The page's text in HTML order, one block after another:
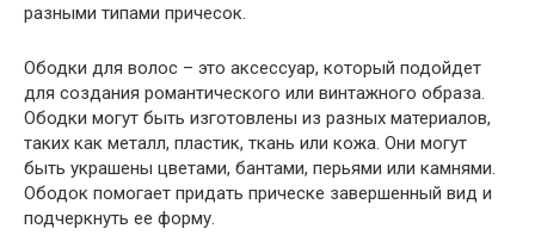
разными типами причесок.
Ободки для волос – это аксессуар, который подойдет
для создания романтического или винтажного образа.
Ободки могут быть изготовлены из разных материалов,
таких как металл, пластик, ткань или кожа. Они могут
быть украшены цветами, бантами, перьями или камнями.
Ободок помогает придать прическе завершенный вид и
подчеркнуть ее форму.